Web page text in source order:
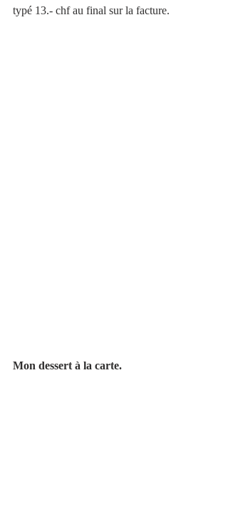
typé 13.- chf au final sur la facture.
Mon dessert à la carte.